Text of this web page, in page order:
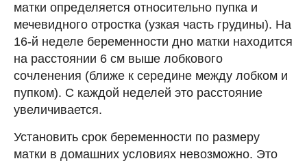
матки определяется относительно пупка и
мечевидного отростка (узкая часть грудины). На
16-й неделе беременности дно матки находится
на расстоянии 6 см выше лобкового
сочленения (ближе к середине между лобком и
пупком). С каждой неделей это расстояние
увеличивается.
Установить срок беременности по размеру
матки в домашних условиях невозможно. Это